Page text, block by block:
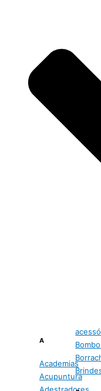
A
Academias
Acupuntura